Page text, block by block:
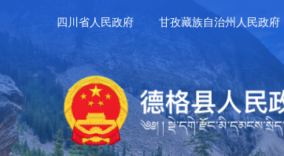
四川省人民政府 甘孜藏族自治州人民政府